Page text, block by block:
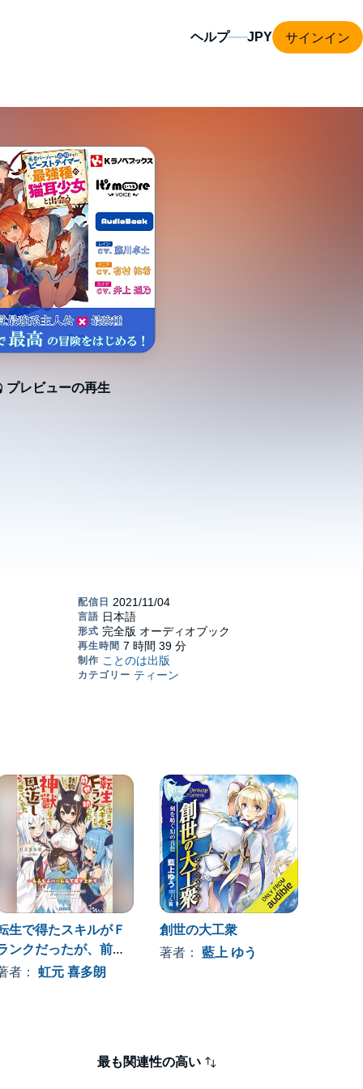
ヘルプ サインイン
プレビューの再生
生で得たスキルがＦ
ンクだったが、前世
助けた動物たちが神
者： 虹元 喜多朗
創世の大工衆
著者：藍上 ゆう
最も関連性の高い